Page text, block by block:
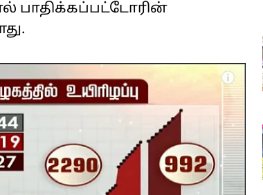
பாதிக்கப்பட்டோரின்